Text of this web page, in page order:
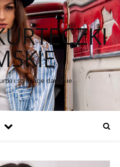
i stylizacje damskie